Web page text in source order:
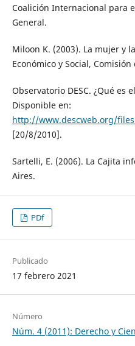
Coalición Internacional para
General.
Miloon K. (2003). La mujer y
Económico y Social,
Observatorio DESC. ¿Qué es
Disponible en:
http://www.descweb.org/
[20/8/2010].
Sartelli, E. (2006). La Cajita
Aires.
PDf
Publicado
17 febrero 2021
Número
Núm. 4 (2011): Derecho y